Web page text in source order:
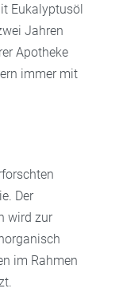
Eukalyptusöl
Jahren
Apotheke
immer mit
Der
wird zur
im Rahmen